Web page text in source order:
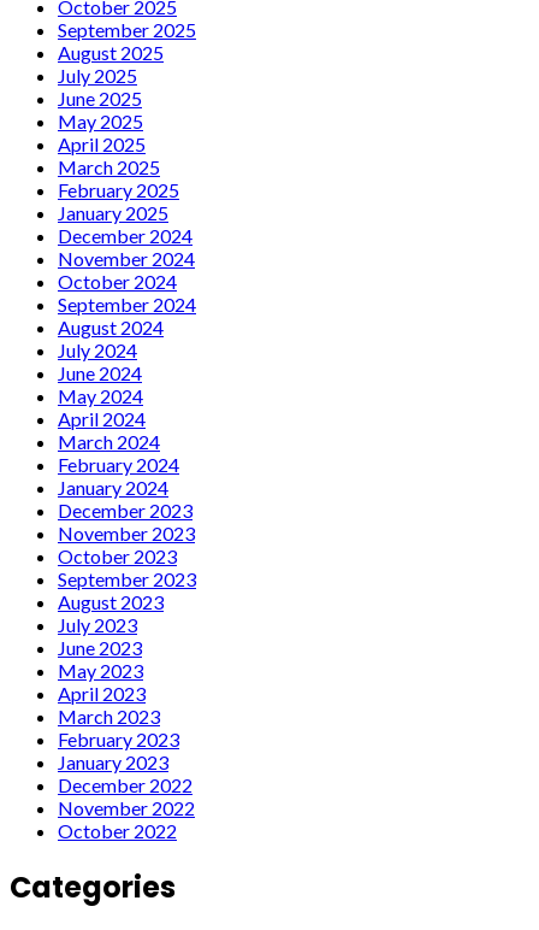
October 2025
September 2025
August 2025
July 2025
June 2025
May 2025
April 2025
March 2025
February 2025
January 2025
December 2024
November 2024
October 2024
September 2024
August 2024
July 2024
June 2024
May 2024
April 2024
March 2024
February 2024
January 2024
December 2023
November 2023
October 2023
September 2023
August 2023
July 2023
June 2023
May 2023
April 2023
March 2023
February 2023
January 2023
December 2022
November 2022
October 2022
Categories